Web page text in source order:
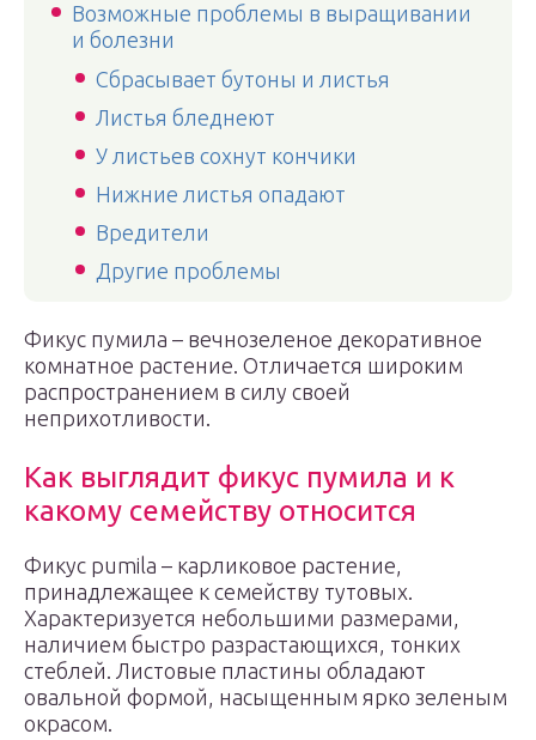
Возможные проблемы в выращивании
и болезни
Сбрасывает бутоны и листья
Листья бледнеют
У листьев сохнут кончики
Нижние листья опадают
Вредители
Другие проблемы
Фикус пумила – вечнозеленое декоративное
комнатное растение. Отличается широким
распространением в силу своей
неприхотливости.
Как выглядит фикус пумила и к
какому семейству относится
Фикус pumila – карликовое растение,
принадлежащее к семейству тутовых.
Характеризуется небольшими размерами,
наличием быстро разрастающихся, тонких
стеблей. Листовые пластины обладают
овальной формой, насыщенным ярко зеленым
окрасом.